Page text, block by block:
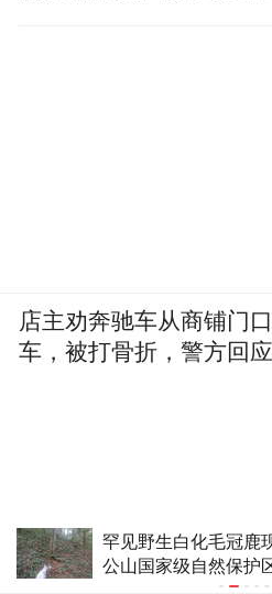
身贵州雷
济南公
想得那
店主劝奔驰车从商铺门
车，被打骨折，警方回应